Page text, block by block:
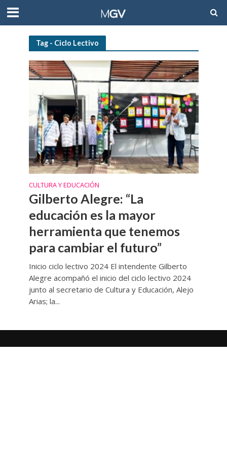
Tag - Ciclo Lectivo
CULTURA Y EDUCACIÓN
Gilberto Alegre: “La
educación es la mayor
herramienta que tenemos
para cambiar el futuro”
Inicio ciclo lectivo 2024 El intendente Gilberto
Alegre acompañó el inicio del ciclo lectivo 2024
junto al secretario de Cultura y Educación, Alejo
Arias; la...